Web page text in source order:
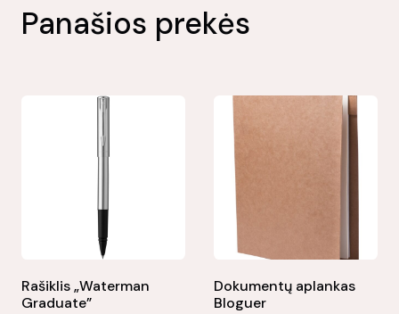
Panašios prekės
Rašiklis „Waterman
Graduate”
Dokumentų aplankas
Bloguer